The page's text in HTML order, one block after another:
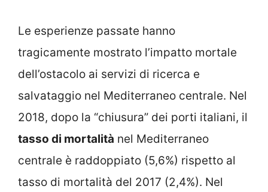
Le esperienze passate hanno
tragicamente mostrato l’impatto mortale
dell’ostacolo ai servizi di ricerca e
salvataggio nel Mediterraneo centrale. Nel
2018, dopo la “chiusura” dei porti italiani, il
tasso di mortalità nel Mediterraneo
centrale è raddoppiato (5,6%) rispetto al
tasso di mortalità del 2017 (2,4%). Nel